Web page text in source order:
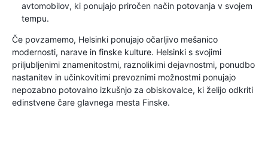
avtomobilov, ki ponujajo priročen način potovanja v svojem
tempu.
Če povzamemo, Helsinki ponujajo očarljivo mešanico
modernosti, narave in finske kulture. Helsinki s svojimi
priljubljenimi znamenitostmi, raznolikimi dejavnostmi, ponudbo
nastanitev in učinkovitimi prevoznimi možnostmi ponujajo
nepozabno potovalno izkušnjo za obiskovalce, ki želijo odkriti
edinstvene čare glavnega mesta Finske.